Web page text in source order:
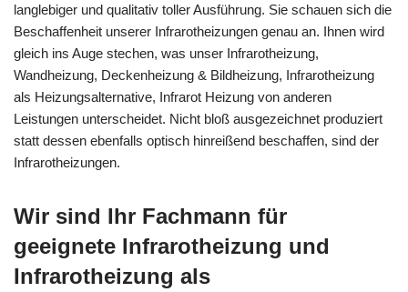
langlebiger und qualitativ toller Ausführung. Sie schauen sich die
Beschaffenheit unserer Infrarotheizungen genau an. Ihnen wird
gleich ins Auge stechen, was unser Infrarotheizung,
Wandheizung, Deckenheizung & Bildheizung, Infrarotheizung
als Heizungsalternative, Infrarot Heizung von anderen
Leistungen unterscheidet. Nicht bloß ausgezeichnet produziert
statt dessen ebenfalls optisch hinreißend beschaffen, sind der
Infrarotheizungen.
Wir sind Ihr Fachmann für
geeignete Infrarotheizung und
Infrarotheizung als